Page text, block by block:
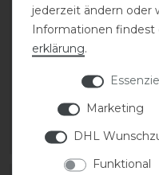
26 Kneesocks
Accessoires Damen
ARTIKEL MERKEN
jederzeit ändern oder
Informationen findest
erklärung.
Marketing
DHL
Funktional